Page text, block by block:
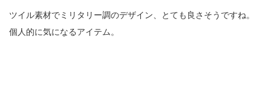
ツイル素材でミリタリー調のデザイン、とても良さそうですね。
個人的に気になるアイテム。